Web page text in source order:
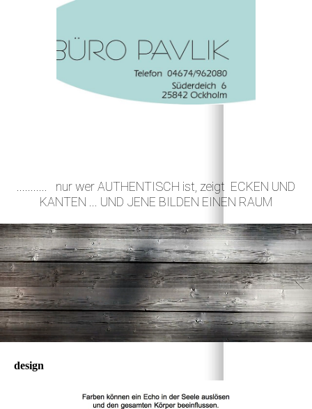
........... nur wer AUTHENTISCH ist, zeigt ECKEN UND
KANTEN ... UND JENE BILDEN EINEN RAUM
design